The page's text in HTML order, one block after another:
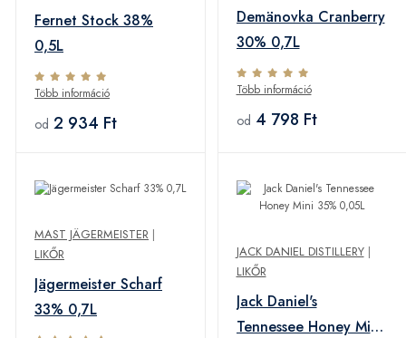
Fernet Stock 38%
0,5L
Több információ
od 2 934 Ft
Demänovka Cranberry
30% 0,7L
Több információ
od 4 798 Ft
MAST JÄGERMEISTER |
LIKŐR
Jägermeister Scharf
33% 0,7L
JACK DANIEL DISTILLERY|
LIKŐR
Jack Daniel's
Tennessee Honey Mini